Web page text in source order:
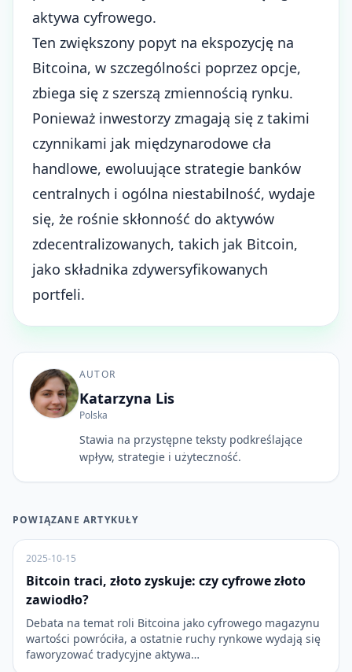
aktywa cyfrowego.
Ten zwiększony popyt na ekspozycję na
Bitcoina, w szczególności poprzez opcje,
zbiega się z szerszą zmiennością rynku.
Ponieważ inwestorzy zmagają się z takimi
czynnikami jak międzynarodowe cła
handlowe, ewoluujące strategie banków
centralnych i ogólna niestabilność, wydaje
się, że rośnie skłonność do aktywów
zdecentralizowanych, takich jak Bitcoin,
jako składnika zdywersyfikowanych
portfeli.
AUTOR
Katarzyna Lis
Polska
Stawia na przystępne teksty podkreślające
wpływ, strategie i użyteczność.
POWIĄZANE ARTYKUŁY
2025-10-15
Bitcoin traci, złoto zyskuje: czy cyfrowe złoto
zawiodło?
Debata na temat roli Bitcoina jako cyfrowego magazynu
wartości powróciła, a ostatnie ruchy rynkowe wydają się
faworyzować tradycyjne aktywa…